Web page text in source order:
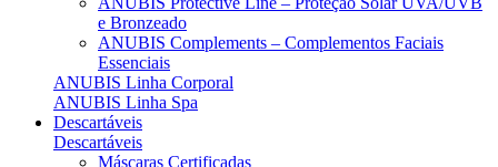
e Bronzeado
ANUBIS Complements – Complementos Faciais
Essenciais
ANUBIS Linha Corporal
ANUBIS Linha Spa
Descartáveis
Descartáveis
Máscaras Certificadas